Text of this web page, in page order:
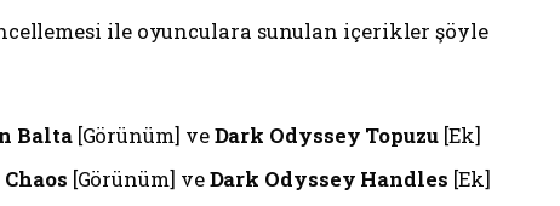
ile oyunculara sunulan içerikler şöyle
Balta[Görünüm] veDark Odyssey Topuzu[Ek]
[Görünüm] veDark Odyssey Handles [Ek]